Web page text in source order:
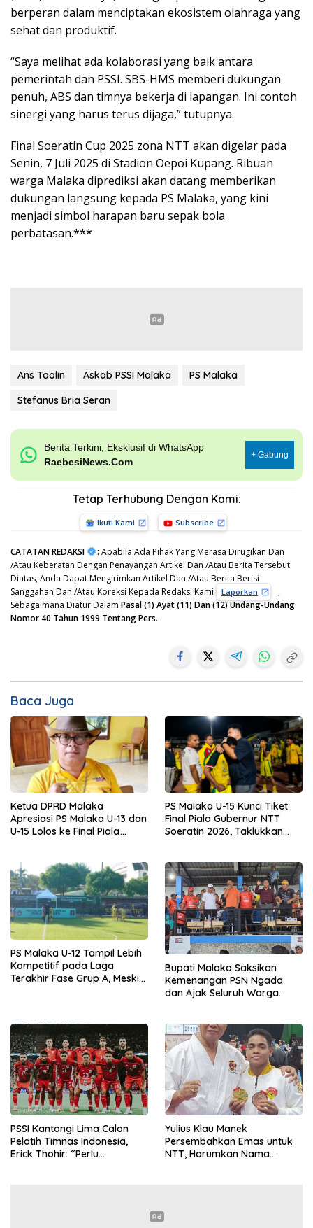
berperan dalam menciptakan ekosistem olahraga yang
sehat dan produktif.
“Saya melihat ada kolaborasi yang baik antara
pemerintah dan PSSI. SBS-HMS memberi dukungan
penuh, ABS dan timnya bekerja di lapangan. Ini contoh
sinergi yang harus terus dijaga,” tutupnya.
Final Soeratin Cup 2025 zona NTT akan digelar pada
Senin, 7 Juli 2025 di Stadion Oepoi Kupang. Ribuan
warga Malaka diprediksi akan datang memberikan
dukungan langsung kepada PS Malaka, yang kini
menjadi simbol harapan baru sepak bola
perbatasan.***
Ans Taolin Askab PSSI Malaka
PS Malaka
Stefanus Bria Seran
Berita Terkini, Eksklusif di WhatsApp
RaebesiNews.Com
+ Gabung
Tetap Terhubung Dengan Kami:
Ikuti Kami Subscribe
CATATAN REDAKSI : Apabila Ada Pihak Yang Merasa Dirugikan Dan
/Atau Keberatan Dengan Penayangan Artikel Dan /Atau Berita Tersebut
Diatas, Anda Dapat Mengirimkan Artikel Dan /Atau Berita Berisi
Sanggahan Dan /Atau Koreksi Kepada Redaksi Kami
Laporkan
,
Sebagaimana Diatur Dalam Pasal (1) Ayat (11) Dan (12) Undang-Undang
Nomor 40 Tahun 1999 Tentang Pers.
Baca Juga
Ketua DPRD Malaka
Apresiasi PS Malaka U-13 dan
U-15 Lolos ke Final Piala
PS Malaka U-15 Kunci Tiket
Final Piala Gubernur NTT
Soeratin 2026, Taklukkan
PS Malaka U-12 Tampil Lebih
Kompetitif pada Laga
Terakhir Fase Grup A, Meski
Bupati Malaka Saksikan
Kemenangan PSN Ngada
dan Ajak Seluruh Warga
PSSI Kantongi Lima Calon
Pelatih Timnas Indonesia,
Erick Thohir: “Perlu
Yulius Klau Manek
Persembahkan Emas untuk
NTT, Harumkan Nama